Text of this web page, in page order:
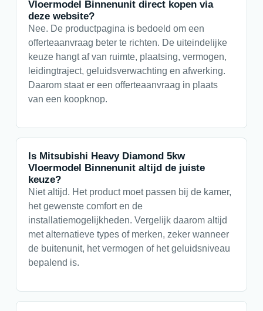
Vloermodel Binnenunit direct kopen via
deze website?
Nee. De productpagina is bedoeld om een
offerteaanvraag beter te richten. De uiteindelijke
keuze hangt af van ruimte, plaatsing, vermogen,
leidingtraject, geluidsverwachting en afwerking.
Daarom staat er een offerteaanvraag in plaats
van een koopknop.
Is Mitsubishi Heavy Diamond 5kw
Vloermodel Binnenunit altijd de juiste
keuze?
Niet altijd. Het product moet passen bij de kamer,
het gewenste comfort en de
installatiemogelijkheden. Vergelijk daarom altijd
met alternatieve types of merken, zeker wanneer
de buitenunit, het vermogen of het geluidsniveau
bepalend is.